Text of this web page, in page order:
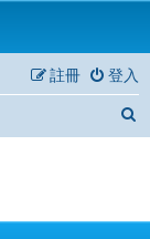
登入
註冊